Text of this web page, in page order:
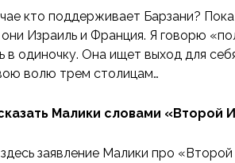
кто поддерживает Барзани?
они Израиль и Франция. Я говорю
в одиночку. Она ищет выход для
волю трем столицам…
Малики словами «Второй
заявление Малики про